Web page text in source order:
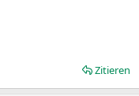
Zitieren